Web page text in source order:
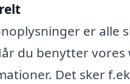
er alle
du benytter
Det sker